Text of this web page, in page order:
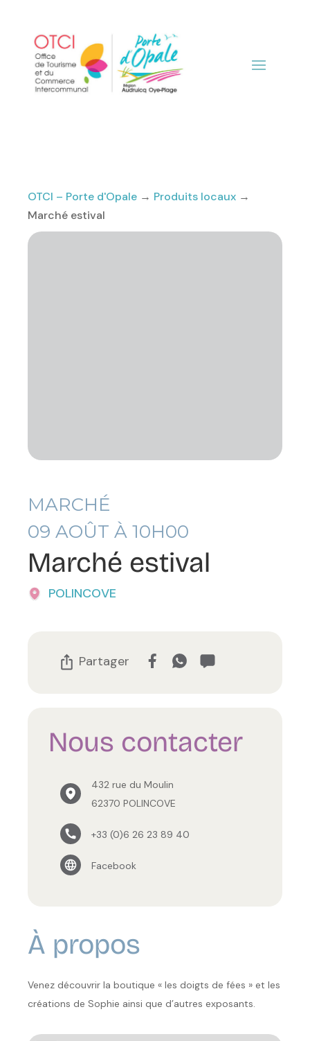
OTCI – Porte d'Opale → Produits locaux →
Marché estival
MARCHÉ
09 AOÛT À 10H00
Marché estival
POLINCOVE
Partager
Nous contacter
432 rue du Moulin
62370 POLINCOVE
+33 (0)6 26 23 89 40
Facebook
À propos
Venez découvrir la boutique « les doigts de fées » et les
créations de Sophie ainsi que d’autres exposants.